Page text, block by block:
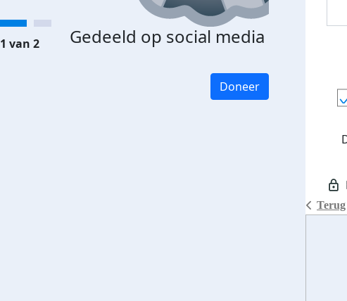
Gedeeld op social media
1 van 2
Doneer
Terug